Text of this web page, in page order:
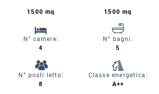
1500 mq
N° camere:
4
N° posti letto:
8
1500 mq
N° bagni:
5
Classe energetica:
A++